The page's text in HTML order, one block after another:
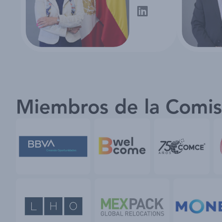
Miembros de la